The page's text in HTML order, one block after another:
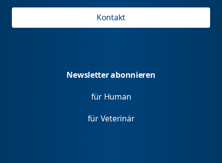
Kontakt
Newsletter abonnieren
für Human
für Veterinär